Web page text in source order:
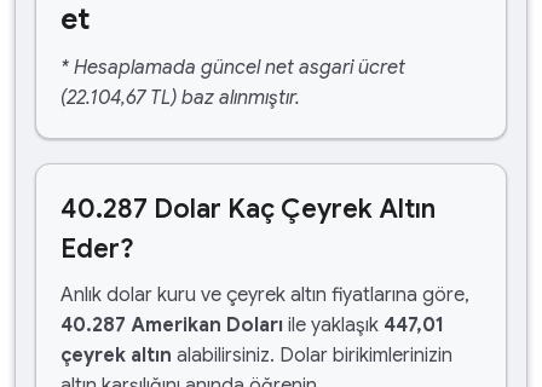
et
* Hesaplamada güncel net asgari ücret
(22.104,67 TL) baz alınmıştır.
40.287 Dolar Kaç Çeyrek Altın
Eder?
Anlık dolar kuru ve çeyrek altın fiyatlarına göre,
40.287 Amerikan Doları ile yaklaşık 447,01
çeyrek altın alabilirsiniz. Dolar birikimlerinizin